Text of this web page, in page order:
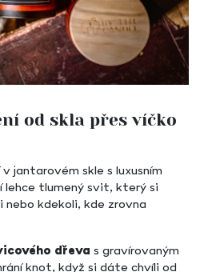
od skla přes víčko
jantarovém skle s luxusním
tlumený svit, který si
kdekoli, kde zrovna
dřeva s gravírovaným
knot, když si dáte chvíli od